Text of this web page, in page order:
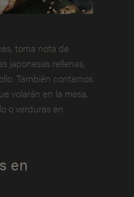
toma nota de
japonesas rellenas,
También contamos
volarán en la mesa.
o verduras en
en